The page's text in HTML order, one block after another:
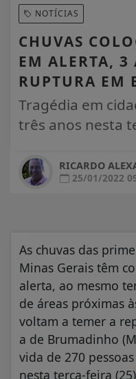
NOTÍCIAS
CHUVAS
EM ALERTA, 3
RUPTURA EM
Tragédia em
três anos nesta
RICARDO
25/01/2022
As chuvas das
Minas Gerais têm
alerta, ao mesmo
de áreas próximas
voltam a temer a
a de Brumadinho
vida de 270
nesta terça-feira